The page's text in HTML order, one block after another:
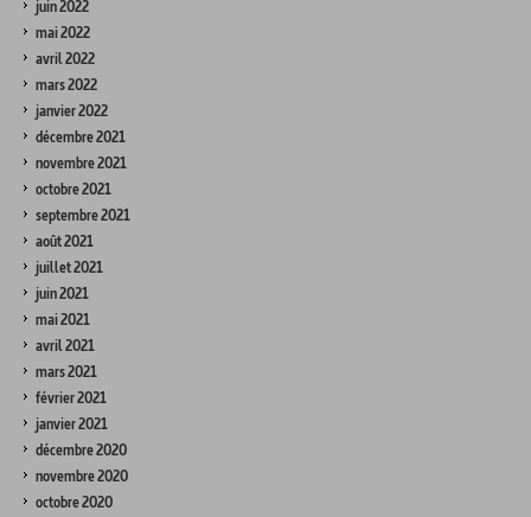
juin 2022
mai 2022
avril 2022
mars 2022
janvier 2022
décembre 2021
novembre 2021
octobre 2021
septembre 2021
août 2021
juillet 2021
juin 2021
mai 2021
avril 2021
mars 2021
février 2021
janvier 2021
décembre 2020
novembre 2020
octobre 2020